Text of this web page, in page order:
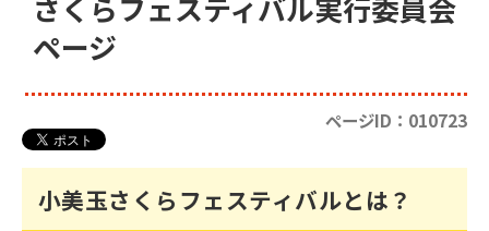
さくらフェスティバル実行委員会
ページ
ページID：010723
小美玉さくらフェスティバルとは？​​​​​​